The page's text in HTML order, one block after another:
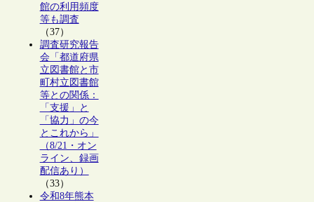
館の利用頻度
等も調査
（37）
調査研究報告
会「都道府県
立図書館と市
町村立図書館
等との関係：
「支援」と
「協力」の今
とこれから」
（8/21・オン
ライン、録画
配信あり）
（33）
令和8年熊本